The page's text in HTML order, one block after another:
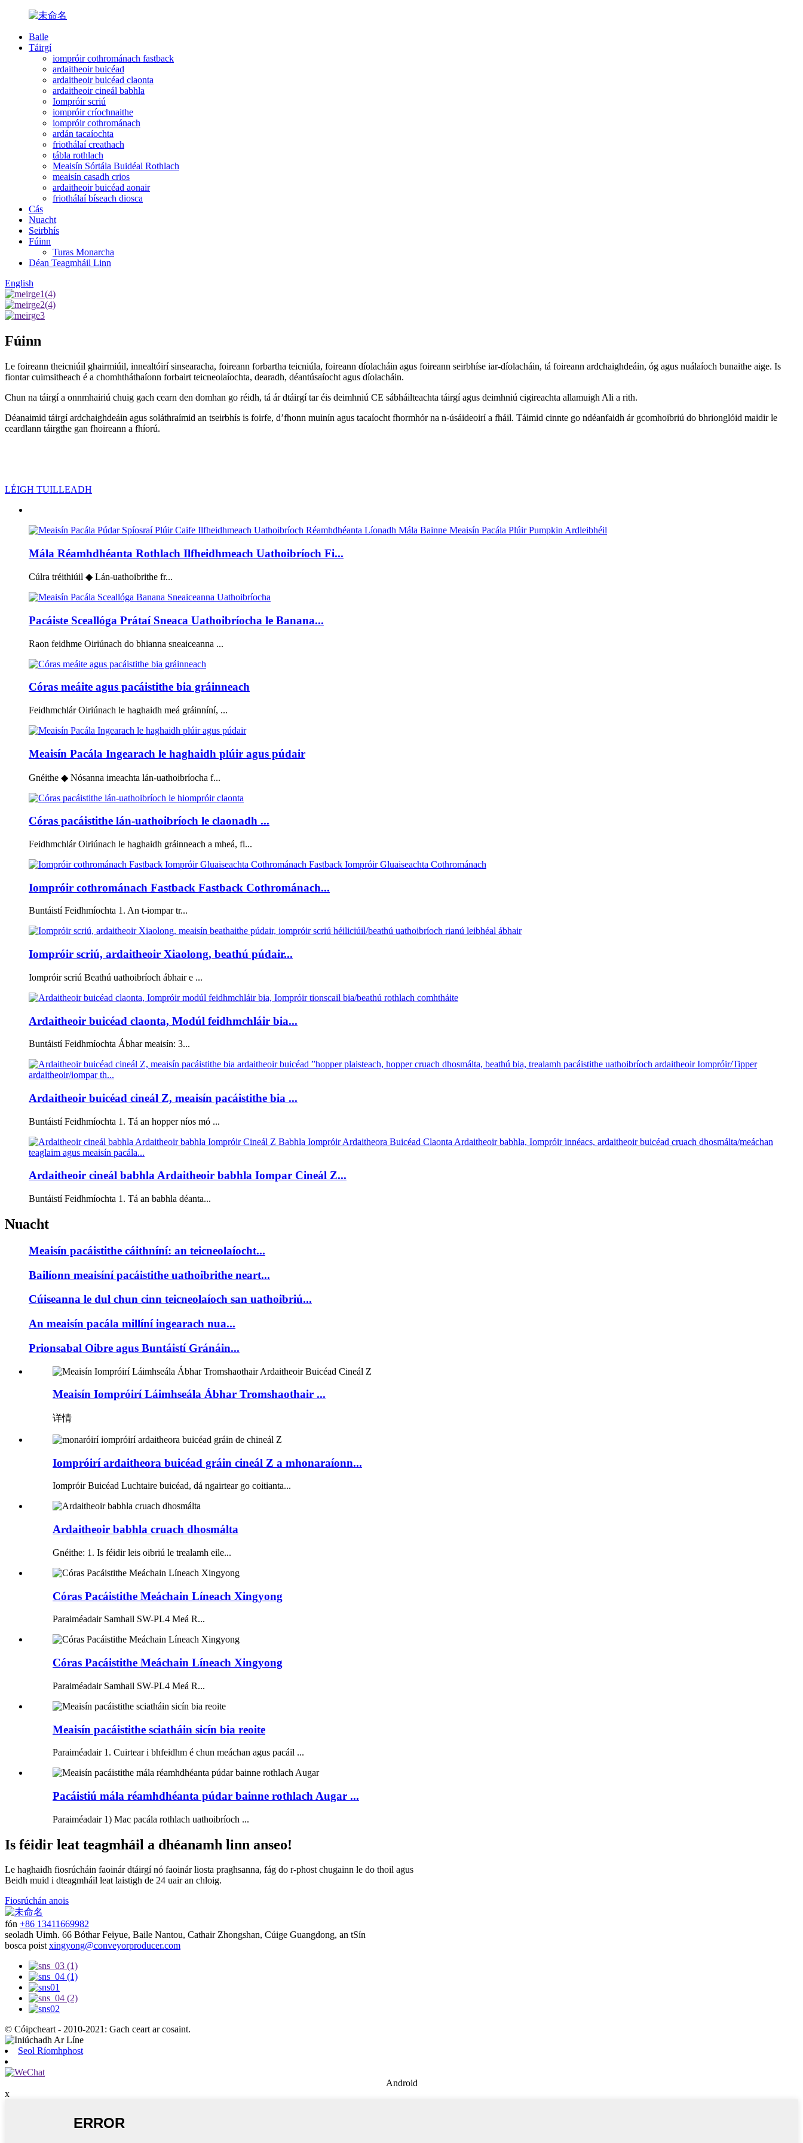
Baile
Táirgí
iompróir cothrománach fastback
ardaitheoir buicéad
ardaitheoir buicéad claonta
ardaitheoir cineál babhla
Iompróir scriú
iompróir críochnaithe
iompróir cothrománach
ardán tacaíochta
friothálaí creathach
tábla rothlach
Meaisín Sórtála Buidéal Rothlach
meaisín casadh crios
ardaitheoir buicéad aonair
friothálaí bíseach diosca
Cás
Nuacht
Seirbhís
Fúinn
Turas Monarcha
Déan Teagmháil Linn
English
Fúinn
Le foireann theicniúil ghairmiúil, innealtóirí sinsearacha, foireann forbartha teicniúla, foireann díolacháin agus foireann seirbhíse iar-díolacháin, tá foireann ardchaighdeáin, óg agus nuálaíoch bunaithe aige. Is
fiontar cuimsitheach é a chomhtháthaíonn forbairt teicneolaíochta, dearadh, déantúsaíocht agus díolacháin.
Chun na táirgí a onnmhairiú chuig gach cearn den domhan go réidh, tá ár dtáirgí tar éis deimhniú CE sábháilteachta táirgí agus deimhniú cigireachta allamuigh Ali a rith.
Déanaimid táirgí ardchaighdeáin agus soláthraímid an tseirbhís is foirfe, d’fhonn muinín agus tacaíocht fhormhór na n-úsáideoirí a fháil. Táimid cinnte go ndéanfaidh ár gcomhoibriú do bhrionglóid maidir le
ceardlann táirgthe gan fhoireann a fhíorú.
LÉIGH TUILLEADH
Mála Réamhdhéanta Rothlach Ilfheidhmeach Uathoibríoch Fi...
Cúlra tréithiúil ◆ Lán-uathoibrithe fr...
Pacáiste Sceallóga Prátaí Sneaca Uathoibríocha le Banana...
Raon feidhme Oiriúnach do bhianna sneaiceanna ...
Córas meáite agus pacáistithe bia gráinneach
Feidhmchlár Oiriúnach le haghaidh meá gráinníní, ...
Meaisín Pacála Ingearach le haghaidh plúir agus púdair
Gnéithe ◆ Nósanna imeachta lán-uathoibríocha f...
Córas pacáistithe lán-uathoibríoch le claonadh ...
Feidhmchlár Oiriúnach le haghaidh gráinneach a mheá, fl...
Iompróir cothrománach Fastback Fastback Cothrománach...
Buntáistí Feidhmíochta 1. An t-iompar tr...
Iompróir scriú, ardaitheoir Xiaolong, beathú púdair...
Iompróir scriú Beathú uathoibríoch ábhair e ...
Ardaitheoir buicéad claonta, Modúl feidhmchláir bia...
Buntáistí Feidhmíochta Ábhar meaisín: 3...
Ardaitheoir buicéad cineál Z, meaisín pacáistithe bia ...
Buntáistí Feidhmíochta 1. Tá an hopper níos mó ...
Ardaitheoir cineál babhla Ardaitheoir babhla Iompar Cineál Z...
Buntáistí Feidhmíochta 1. Tá an babhla déanta...
Nuacht
Meaisín pacáistithe cáithníní: an teicneolaíocht...
Bailíonn meaisíní pacáistithe uathoibrithe neart...
Cúiseanna le dul chun cinn teicneolaíoch san uathoibriú...
An meaisín pacála millíní ingearach nua...
Prionsabal Oibre agus Buntáistí Gránáin...
Meaisín Iompróirí Láimhseála Ábhar Tromshaothair ...
详情
Iompróirí ardaitheora buicéad gráin cineál Z a mhonaraíonn...
Iompróir Buicéad Luchtaire buicéad, dá ngairtear go coitianta...
Ardaitheoir babhla cruach dhosmálta
Gnéithe: 1. Is féidir leis oibriú le trealamh eile...
Córas Pacáistithe Meáchain Líneach Xingyong
Paraiméadair Samhail SW-PL4 Meá R...
Córas Pacáistithe Meáchain Líneach Xingyong
Paraiméadair Samhail SW-PL4 Meá R...
Meaisín pacáistithe sciatháin sicín bia reoite
Paraiméadair 1. Cuirtear i bhfeidhm é chun meáchan agus pacáil ...
Pacáistiú mála réamhdhéanta púdar bainne rothlach Augar ...
Paraiméadair 1) Mac pacála rothlach uathoibríoch ...
Is féidir leat teagmháil a dhéanamh linn anseo!
Le haghaidh fiosrúcháin faoinár dtáirgí nó faoinár liosta praghsanna, fág do r-phost chugainn le do thoil agus
Beidh muid i dteagmháil leat laistigh de 24 uair an chloig.
Fiosrúchán anois
fón +86 13411669982
seoladh Uimh. 66 Bóthar Feiyue, Baile Nantou, Cathair Zhongshan, Cúige Guangdong, an tSín
bosca poist xingyong@conveyorproducer.com
© Cóipcheart - 2010-2021: Gach ceart ar cosaint.
Seol Ríomhphost
Android
x